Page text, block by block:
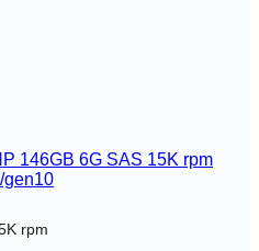
146GB 6G SAS 15K rpm
gen10
rpm